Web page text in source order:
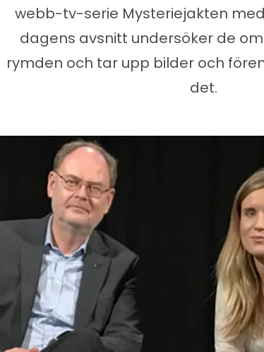
webb-tv-serie Mysteriejakten
dagens avsnitt undersöker de
rymden och tar upp bilder och
det.